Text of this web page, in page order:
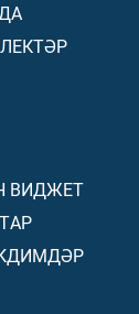
ВИДЖЕТ